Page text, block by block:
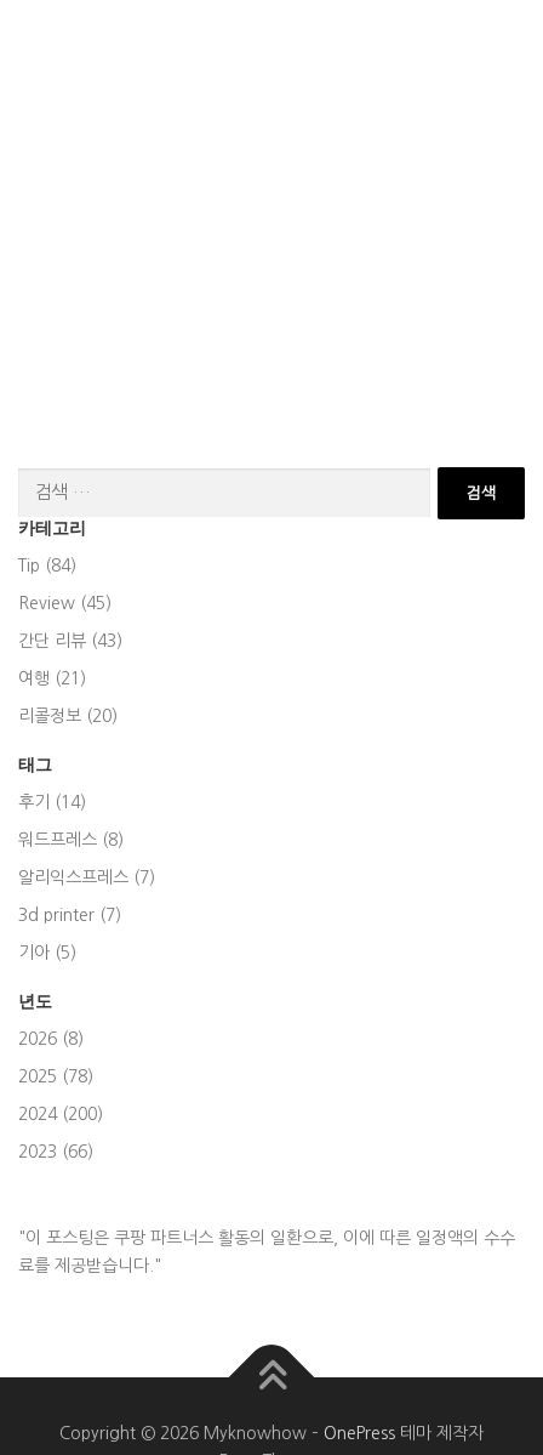
카테고리
Tip (84)
Review (45)
간단 리뷰 (43)
여행 (21)
리콜정보 (20)
태그
후기 (14)
워드프레스 (8)
알리익스프레스 (7)
3d printer (7)
기아 (5)
년도
2026 (8)
2025 (78)
2024 (200)
2023 (66)
"이 포스팅은 쿠팡 파트너스 활동의 일환으로, 이에 따른 일정액의 수수
료를 제공받습니다."
Copyright © 2026 Myknowhow – OnePress 테마 제작자